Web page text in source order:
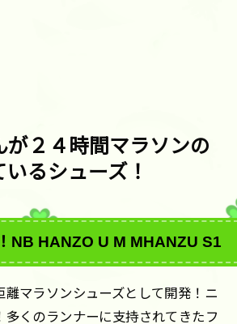
が２４時間マラソンの
るシューズ！
NB HANZO U M MHANZU S1
離マラソンシューズとして開発！ニ
多くのランナーに支持されてきたフ